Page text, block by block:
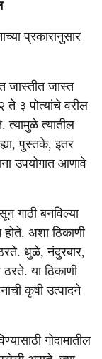
प्रकारानुसार
जास्तीत जास्त
ते ३ पोत्यांचे वरील
त्यामुळे त्यातील
पुस्तके, इतर
उपयोगात आणावे
गाठी बनविल्या
होते. अशा ठिकाणी
धुळे, नंदुरबार,
या ठिकाणी
कृषी उत्पादने
गोदामातील